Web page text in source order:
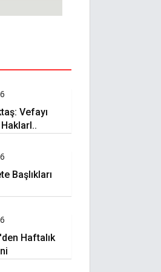
Vefayı
Başlıkları
Haftalık